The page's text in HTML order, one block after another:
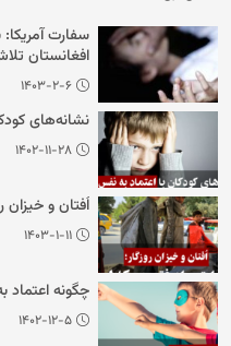
سفارت
افغانستان
۱۴۰۳-۲-۶
نشانه‌های
۱۴۰۲-۱۱-۲۸
اُفتان و خیزان
۱۴۰۳-۱-۱۱
چگونه اعتماد
۱۴۰۲-۱۲-۵